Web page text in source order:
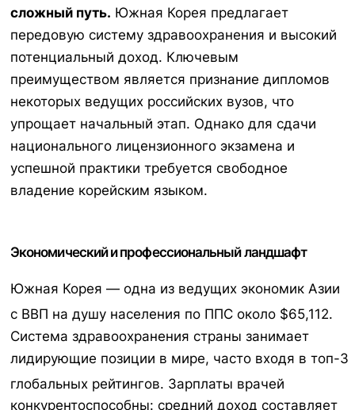
сложный путь. Южная Корея предлагает
передовую систему здравоохранения и высокий
потенциальный доход. Ключевым
преимуществом является признание дипломов
некоторых ведущих российских вузов, что
упрощает начальный этап. Однако для сдачи
национального лицензионного экзамена и
успешной практики требуется свободное
владение корейским языком.
Экономический и профессиональный ландшафт
Южная Корея — одна из ведущих экономик Азии
с ВВП на душу населения по ППС около $65,112.
Система здравоохранения страны занимает
лидирующие позиции в мире, часто входя в топ-3
глобальных рейтингов. Зарплаты врачей
конкурентоспособны: средний доход составляет